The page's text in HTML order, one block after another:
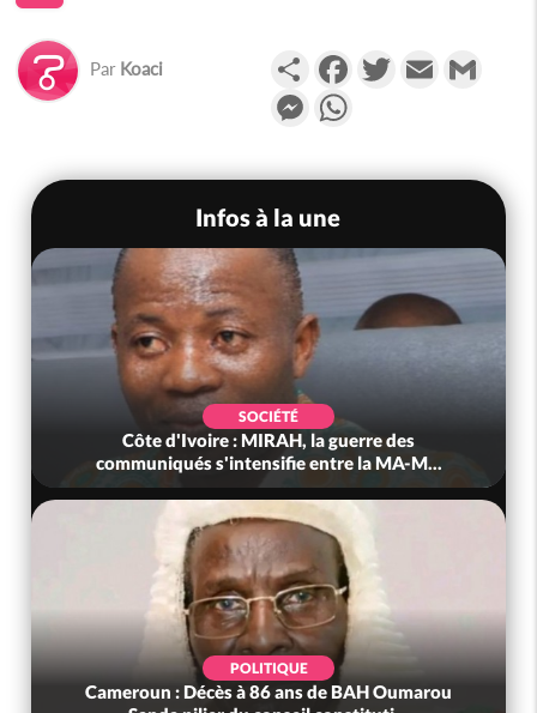
Par Koaci PartagerFacebookTwitterEmail
Messenger
Infos à la une
SOCIÉTÉ
Côte d'Ivoire : MIRAH, la guerre des
communiqués s'intensifie entre la MA-M...
POLITIQUE
Cameroun : Décès à 86 ans de BAH Oumarou